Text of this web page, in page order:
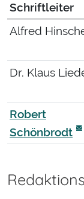
Schriftleiter
Alfred
Dr. Klaus
Robert
Schönbrodt